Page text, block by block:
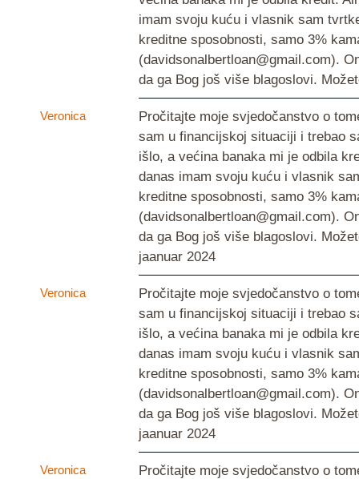
imam svoju kuću i vlasnik sam
kreditne sposobnosti, samo 3%
(davidsonalbertloan@gmail.com).
da ga Bog još više blagoslovi.
Veronica
Pročitajte moje svjedočanstvo o
sam u financijskoj situaciji i trebao
išlo, a većina banaka mi je odbila
danas imam svoju kuću i vlasnik
kreditne sposobnosti, samo 3%
(davidsonalbertloan@gmail.com).
da ga Bog još više blagoslovi.
jaanuar 2024
Veronica
Pročitajte moje svjedočanstvo o
sam u financijskoj situaciji i trebao
išlo, a većina banaka mi je odbila
danas imam svoju kuću i vlasnik
kreditne sposobnosti, samo 3%
(davidsonalbertloan@gmail.com).
da ga Bog još više blagoslovi.
jaanuar 2024
Veronica
Pročitajte moje svjedočanstvo o